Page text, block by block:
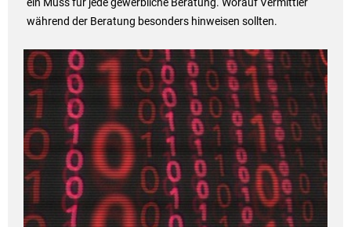
ein Muss für jede gewerbliche Beratung. Worauf Vermittler
während der Beratung besonders hinweisen sollten.